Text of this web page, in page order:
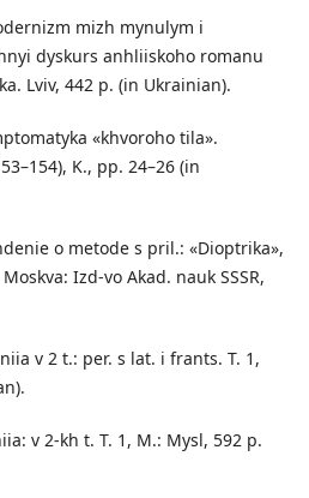
mizh mynulym i
dyskurs anhliiskoho romanu
Lviv, 442 p. (in Ukrainian).
«khvoroho tila».
K., pp. 24–26 (in
o metode s pril.: «Dioptrika»,
Izd-vo Akad. nauk SSSR,
v 2 t.: per. s lat. i frants. T. 1,
v 2-kh t. T. 1, M.: Mysl, 592 p.